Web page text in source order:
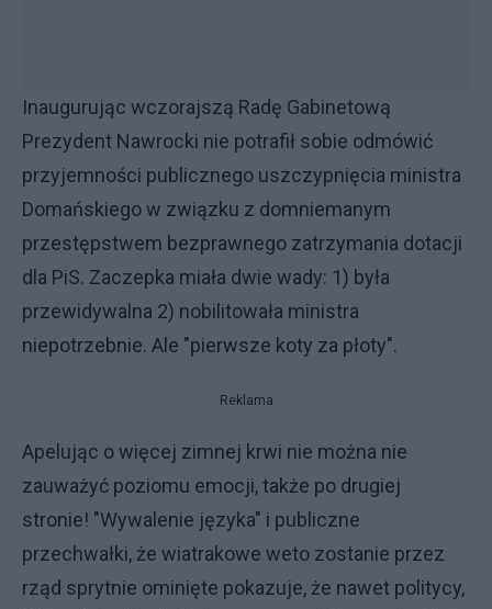
Inaugurując wczorajszą Radę Gabinetową
Prezydent Nawrocki nie potrafił sobie odmówić
przyjemności publicznego uszczypnięcia ministra
Domańskiego w związku z domniemanym
przestępstwem bezprawnego zatrzymania dotacji
dla PiS. Zaczepka miała dwie wady: 1) była
przewidywalna 2) nobilitowała ministra
niepotrzebnie. Ale "pierwsze koty za płoty".
Reklama
Apelując o więcej zimnej krwi nie można nie
zauważyć poziomu emocji, także po drugiej
stronie! "Wywalenie języka" i publiczne
przechwałki, że wiatrakowe weto zostanie przez
rząd sprytnie ominięte pokazuje, że nawet politycy,